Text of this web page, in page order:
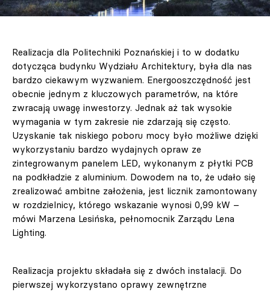
Realizacja dla Politechniki Poznańskiej i to w dodatku
dotycząca budynku Wydziału Architektury, była dla nas
bardzo ciekawym wyzwaniem. Energooszczędność jest
obecnie jednym z kluczowych parametrów, na które
zwracają uwagę inwestorzy. Jednak aż tak wysokie
wymagania w tym zakresie nie zdarzają się często.
Uzyskanie tak niskiego poboru mocy było możliwe dzięki
wykorzystaniu bardzo wydajnych opraw ze
zintegrowanym panelem LED, wykonanym z płytki PCB
na podkładzie z aluminium. Dowodem na to, że udało się
zrealizować ambitne założenia, jest licznik zamontowany
w rozdzielnicy, którego wskazanie wynosi 0,99 kW –
mówi Marzena Lesińska, pełnomocnik Zarządu Lena
Lighting.
Realizacja projektu składała się z dwóch instalacji. Do
pierwszej wykorzystano oprawy zewnętrzne